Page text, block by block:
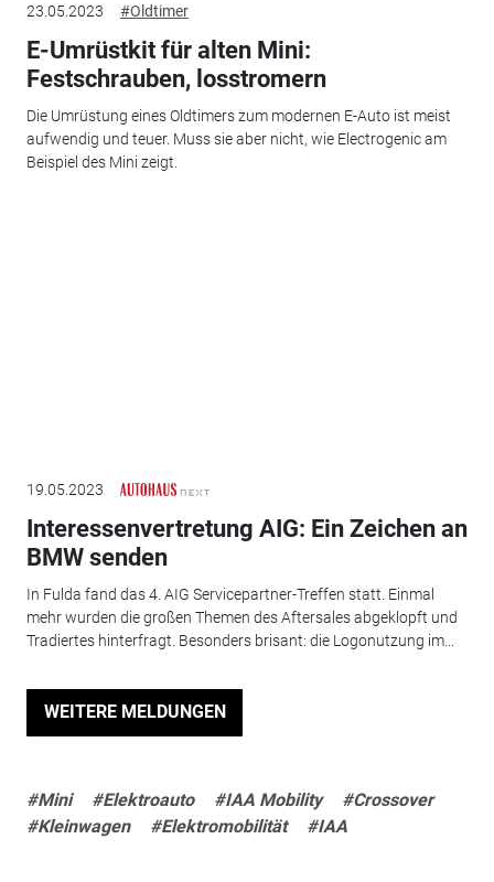
23.05.2023 #Oldtimer
E-Umrüstkit für alten Mini:
Festschrauben, losstromern
Die Umrüstung eines Oldtimers zum modernen E-Auto ist meist
aufwendig und teuer. Muss sie aber nicht, wie Electrogenic am
Beispiel des Mini zeigt.
19.05.2023
Interessenvertretung AIG: Ein Zeichen an
BMW senden
In Fulda fand das 4. AIG Servicepartner-Treffen statt. Einmal
mehr wurden die großen Themen des Aftersales abgeklopft und
Tradiertes hinterfragt. Besonders brisant: die Logonutzung im...
WEITERE MELDUNGEN
#Mini #Elektroauto #IAA Mobility
#Crossover
#Kleinwagen
#Elektromobilität #IAA